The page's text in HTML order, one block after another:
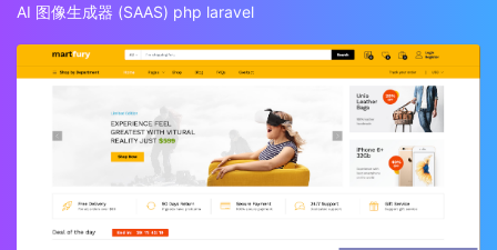
AI 图像生成器 (SAAS) php laravel